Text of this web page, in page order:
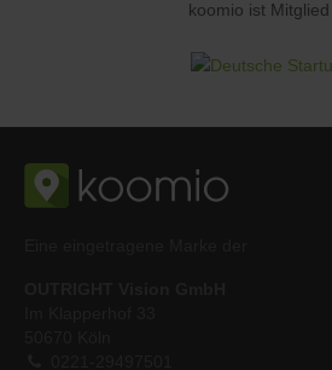
koomio ist Mitglied